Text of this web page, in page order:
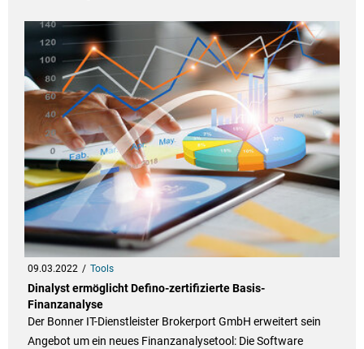
09.03.2022 Tools
Dinalyst ermöglicht Defino-zertifizierte Basis-
Finanzanalyse
Der Bonner IT-Dienstleister Brokerport GmbH erweitert sein
Angebot um ein neues Finanzanalysetool: Die Software